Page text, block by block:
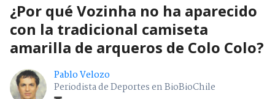
¿Por qué Vozinha no ha aparecido
con la tradicional camiseta
amarilla de arqueros de Colo Colo?
Pablo Velozo
Periodista de Deportes en BioBioChile